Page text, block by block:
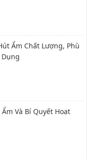
Ẩm Chất Lượng, Phù
Dụng
Và Bí Quyết Hoạt